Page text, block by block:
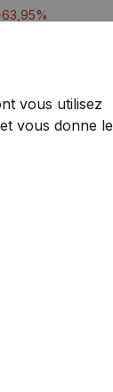
vous utilisez
vous donne le